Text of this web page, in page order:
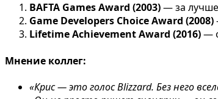
BAFTA Games Award (2003)— за
Game Developers Choice Award (2008)
Lifetime Achievement Award (2016)—
Мнение коллег:
«Крис — это голос Blizzard. Без него